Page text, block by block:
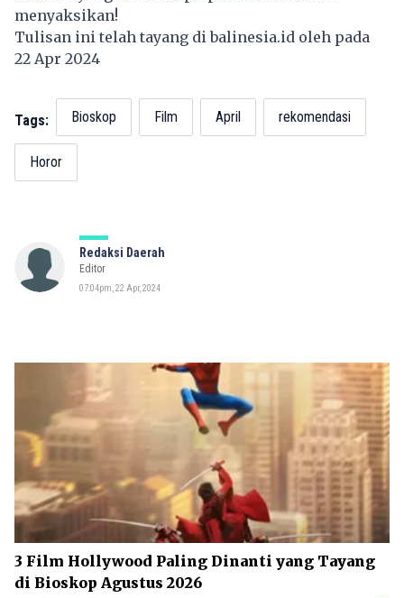
menyaksikan!
Tulisan ini telah tayang dibalinesia.id oleh pada
22 Apr 2024
Tags: Bioskop Film April rekomendasi
Horor
Redaksi Daerah
Editor
07:04pm, 22 Apr, 2024
3 Film Hollywood Paling Dinanti yang Tayang
di Bioskop Agustus 2026